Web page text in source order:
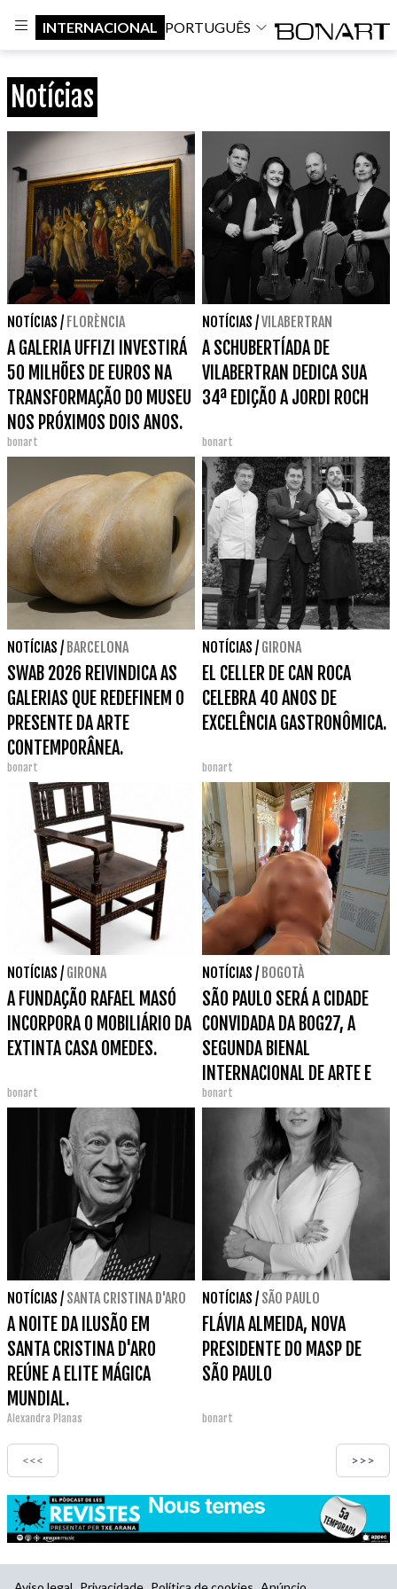
INTERNACIONAL PORTUGUÊS
Notícias
NOTÍCIAS / FLORÈNCIA
A GALERIA UFFIZI INVESTIRÁ
50 MILHÕES DE EUROS NA
TRANSFORMAÇÃO DO MUSEU
NOS PRÓXIMOS DOIS ANOS.
bonart
NOTÍCIAS /VILABERTRAN
A SCHUBERTÍADA DE
VILABERTRAN DEDICA SUA
34ª EDIÇÃO A JORDI ROCH
bonart
NOTÍCIAS / BARCELONA
SWAB 2026 REIVINDICA AS
GALERIAS QUE REDEFINEM O
PRESENTE DA ARTE
CONTEMPORÂNEA.
bonart
NOTÍCIAS / GIRONA
EL CELLER DE CAN ROCA
CELEBRA 40 ANOS DE
EXCELÊNCIA GASTRONÔMICA.
bonart
NOTÍCIAS / GIRONA
A FUNDAÇÃO RAFAEL MASÓ
INCORPORA O MOBILIÁRIO DA
EXTINTA CASA OMEDES.
bonart
NOTÍCIAS / BOGOTÀ
SÃO PAULO SERÁ A CIDADE
CONVIDADA DA BOG27, A
SEGUNDA BIENAL
INTERNACIONAL DE ARTE E
DA CIDADE DE BOGOTÁ.
bonart
NOTÍCIAS / SANTA CRISTINA D'ARO
A NOITE DA ILUSÃO EM
SANTA CRISTINA D'ARO
REÚNE A ELITE MÁGICA
MUNDIAL.
Alexandra Planas
NOTÍCIAS / SÃO PAULO
FLÁVIA ALMEIDA, NOVA
PRESIDENTE DO MASP DE
SÃO PAULO
bonart
<<< >>>